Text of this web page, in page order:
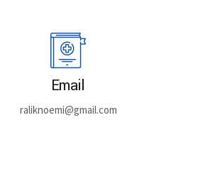
Email
raliknoemi@gmail.com